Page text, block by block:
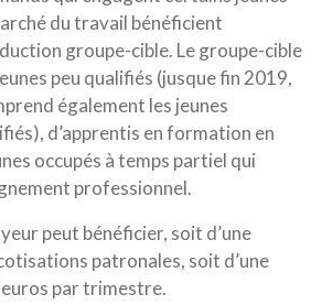
du travail bénéficient
groupe-cible. Le groupe-cible
peu qualifiés (jusque fin 2019,
également les jeunes
d’apprentis en formation en
occupés à temps partiel qui
professionnel.
peut bénéficier, soit d’une
patronales, soit d’une
par trimestre.